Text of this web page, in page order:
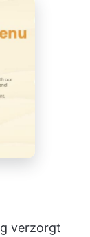
verzorgt